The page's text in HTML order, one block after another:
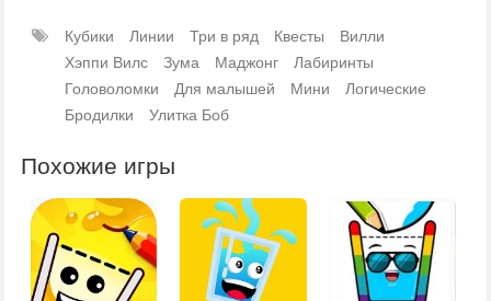
Кубики Линии Три в ряд Квесты
Вилли
Хэппи Вилс
Зума Маджонг
Лабиринты
Головоломки
Для малышей Мини
Логические
Бродилки
Улитка Боб
Похожие игры